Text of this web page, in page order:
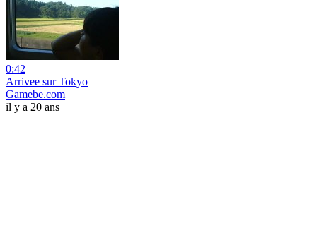
0:42
Arrivee sur Tokyo
Gamebe.com
il y a 20 ans